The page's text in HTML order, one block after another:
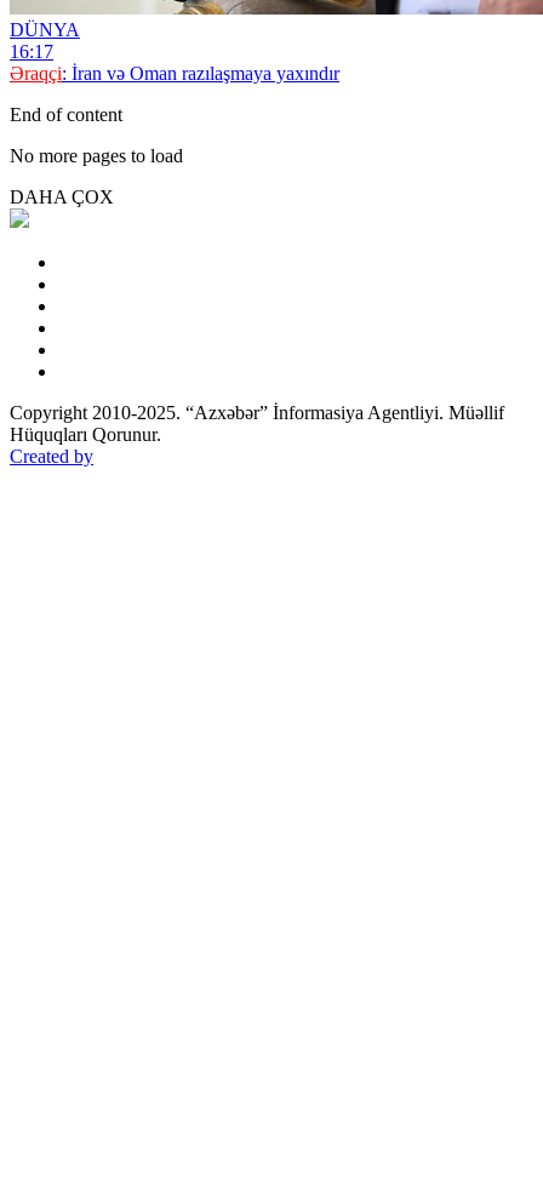
DÜNYA
16:17
Əraqçi: İran və Oman razılaşmaya yaxındır
End of content
No more pages to load
DAHA ÇOX
Copyright 2010-2025. “Azxəbər” İnformasiya Agentliyi. Müəllif
Hüquqları Qorunur.
Created by